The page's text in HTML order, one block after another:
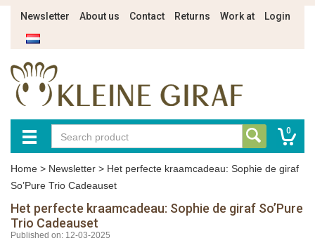
Newsletter About us Contact Returns Work at Login
0
Home > Newsletter > Het perfecte kraamcadeau: Sophie de giraf
So’Pure Trio Cadeauset
Het perfecte kraamcadeau: Sophie de giraf So’Pure
Trio Cadeauset
Published on: 12-03-2025